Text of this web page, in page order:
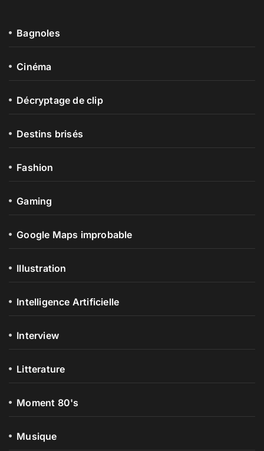
Bagnoles
Cinéma
Décryptage de clip
Destins brisés
Fashion
Gaming
Google Maps improbable
Illustration
Intelligence Artificielle
Interview
Litterature
Moment 80's
Musique